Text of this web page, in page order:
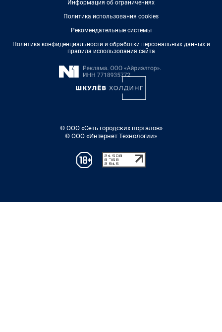
Информация об ограничениях
Политика использования cookies
Рекомендательные системы
Политика конфиденциальности и обработки персональных данных и
правила использования сайта
© ООО «Сеть городских порталов»
© ООО «Интернет Технологии»